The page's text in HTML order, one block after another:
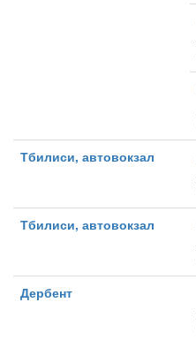
Тбилиси, автовокзал
Тбилиси, автовокзал
Дербент